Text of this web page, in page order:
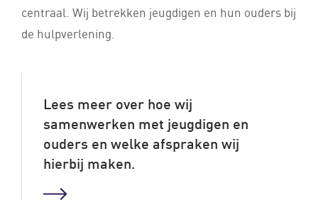
centraal. Wij betrekken jeugdigen en hun ouders bij
de hulpverlening.
Lees meer over hoe wij
samenwerken met jeugdigen en
ouders en welke afspraken wij
hierbij maken.